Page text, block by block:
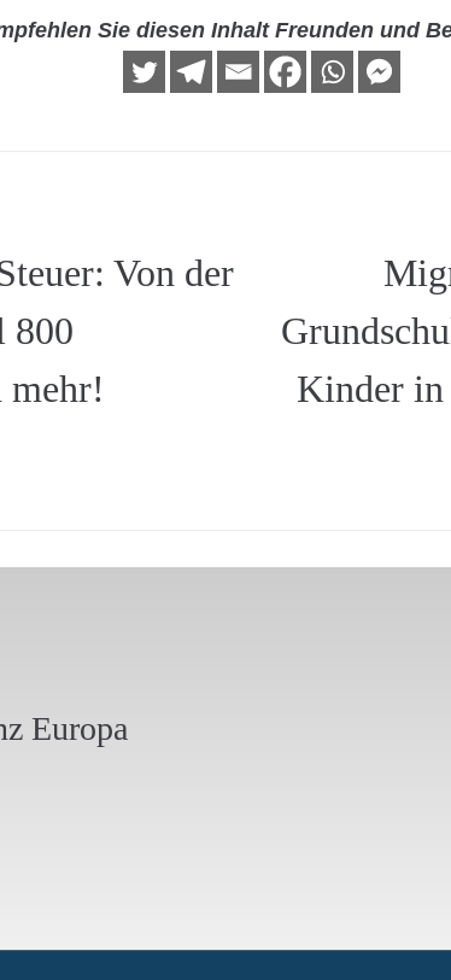
Sie diesen Inhalt Freunden und
Von der
800
Kinder in
Europa